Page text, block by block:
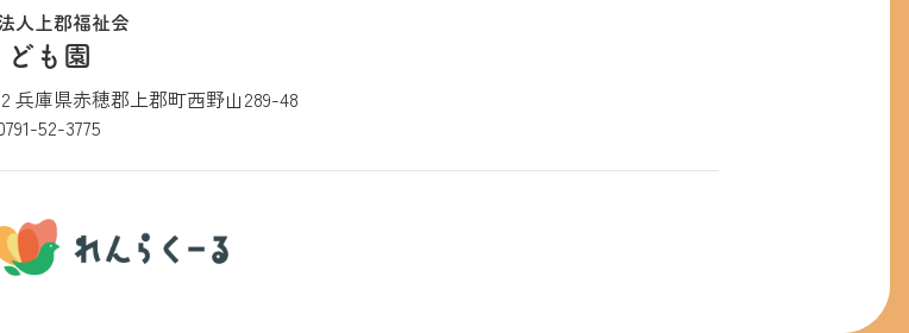
人上郡福祉会
も園
兵庫県赤穂郡上郡町西野山289-48
52-3775